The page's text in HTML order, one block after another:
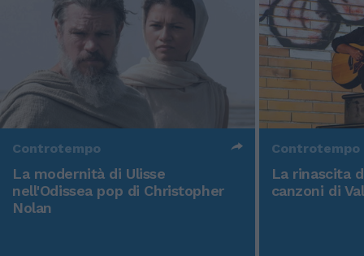
Controtempo
La modernità di Ulisse
nell'Odissea pop di Christopher
Nolan
Controtempo
La rinascita
canzoni di